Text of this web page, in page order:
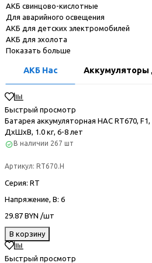
АКБ свинцово-кислотные
Для аварийного освещения
АКБ для детских электромобилей
АКБ для эхолота
Показать больше
АКБ Hac Аккумуляторы
Быстрый просмотр
Батарея аккумуляторная HAC RT670,
ДхШхВ, 1.0 кг, 6-8 лет
В наличии 267 шт
Артикул: RT670.H
Серия: RT
Напряжение, В: 6
29.87 BYN /шт
В корзину
Быстрый просмотр